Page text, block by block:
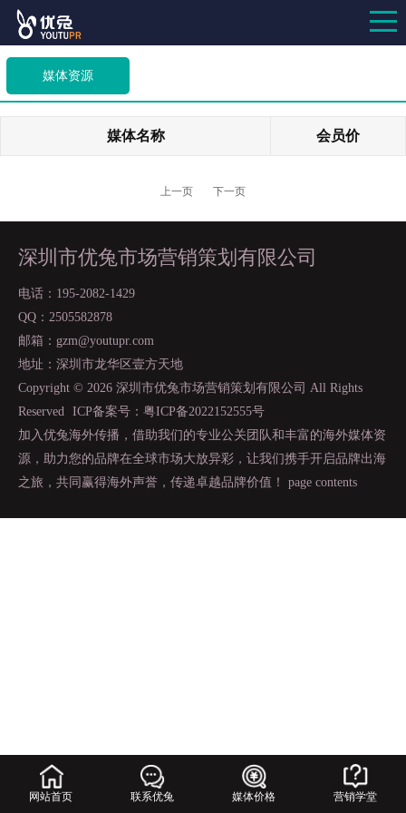
媒体资源
媒体名称 会员价
上一页 下一页
深圳市优兔市场营销策划有限公司
电话：195-2082-1429
QQ：2505582878
邮箱：gzm@youtupr.com
地址：深圳市龙华区壹方天地
Copyright © 2026 深圳市优兔市场营销策划有限公司 All Rights
Reserved
ICP备案号：粤ICP备2022152555号
加入优兔海外传播，借助我们的专业公关团队和丰富的海外媒体资
源，助力您的品牌在全球市场大放异彩，让我们携手开启品牌出海
之旅，共同赢得海外声誉，传递卓越品牌价值！ page contents
网站首页 联系优兔 媒体价格 营销学堂